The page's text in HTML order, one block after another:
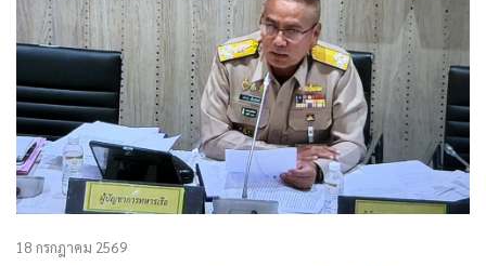
18 กรกฎาคม 2569